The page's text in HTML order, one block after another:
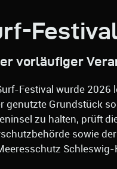
vorläufiger
Festival wurde 2026
genutzte Grundstück
zu halten, prüft
sowie
Schleswig-